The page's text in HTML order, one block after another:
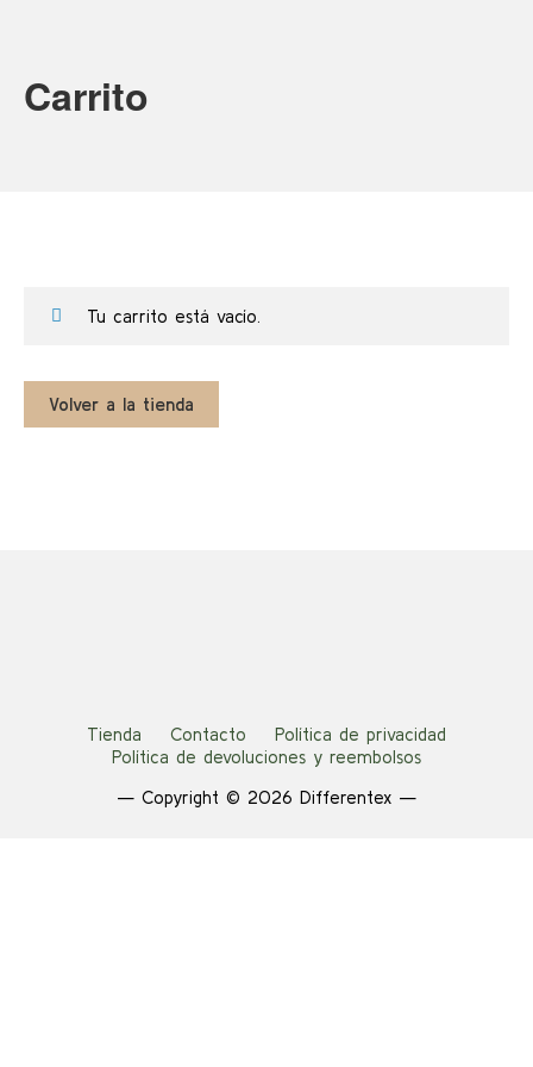
Carrito
Tu carrito está vacío.
Volver a la tienda
Tienda Contacto
Política de privacidad
Política de devoluciones y reembolsos
— Copyright © 2026 Differentex —